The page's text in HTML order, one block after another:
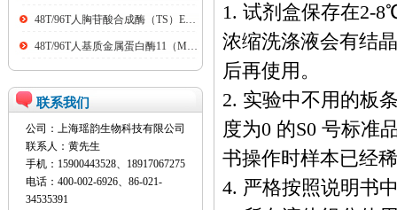
48T/96T人胸苷酸合成酶（TS）ELISA kit
48T/96T人基质金属蛋白酶11（MMP11）ELISA kit
联系我们
公司：上海瑶韵生物科技有限公司
联系人：黄先生
手机：15900443528、18917067275
电话：400-002-6926、86-021-
34535391
1. 试剂盒保存在2-
浓缩洗涤液会有结
后再使用。
2. 实验中不用的板
度为0 的S0 号标准
书操作时样本已经
4. 严格按照说明书